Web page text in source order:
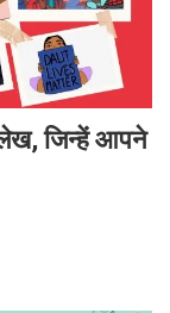
लेख, जिन्हें आपने